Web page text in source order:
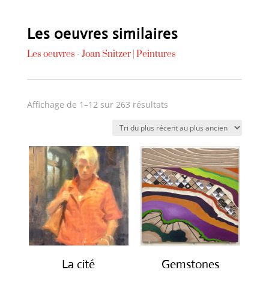
Les oeuvres similaires
Les oeuvres - Joan Snitzer| Peintures
Affichage de 1–12 sur 263 résultatsTrié
plus
récent
au
plus
ancien
La cité Gemstones